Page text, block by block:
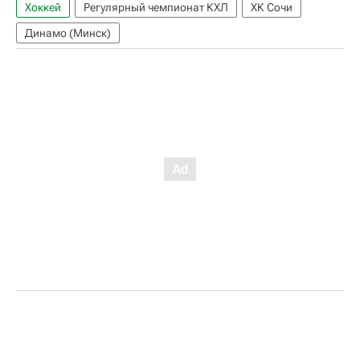
Хоккей Регулярный чемпионат КХЛ
ХК Сочи
Динамо (Минск)